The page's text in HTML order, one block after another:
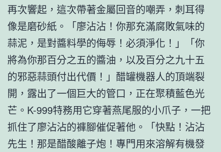
再次響起，這次帶著金屬回音的嘲弄，刺耳得
像是磨砂紙。「廖沾沾！你那充滿腐敗氣味的
蒜泥，是對醬料學的侮辱！必須淨化！」「你
將為你那百分之五的醬油，以及百分之九十五
的邪惡蒜頭付出代價！」醋罐機器人的頂端裂
開，露出了一個巨大的管口，正在聚積藍色光
芒。K-999特務用它穿著燕尾服的小爪子，一把
抓住了廖沾沾的褲腳催促著他。「快點！沾沾
先生！那是醋酸離子炮！專門用來溶解有機發